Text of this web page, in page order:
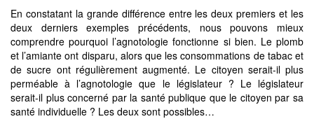
En constatant la grande différence entre les deux premiers et les
deux derniers exemples précédents, nous pouvons mieux
comprendre pourquoi l’agnotologie fonctionne si bien. Le plomb
et l’amiante ont disparu, alors que les consommations de tabac et
de sucre ont régulièrement augmenté. Le citoyen serait-il plus
perméable à l’agnotologie que le législateur ? Le législateur
serait-il plus concerné par la santé publique que le citoyen par sa
santé individuelle ? Les deux sont possibles…